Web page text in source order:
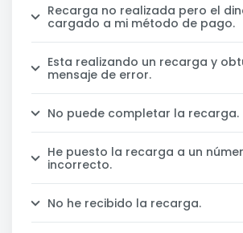
Recarga no realizada pero el
cargado a mi método de pago.
Esta realizando un recarga y
mensaje de error.
No puede completar la recarga.
He puesto la recarga a un
incorrecto.
No he recibido la recarga.